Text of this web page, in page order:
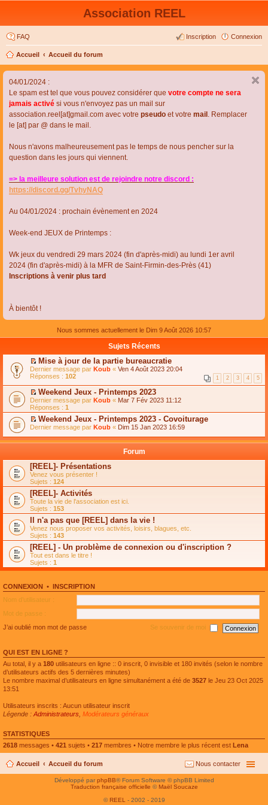
Association REEL
FAQ Connexion
Inscription
Accueil Accueil du forum
04/01/2024 :
Le spam est tel que vous pouvez considérer que votre compte ne sera
jamais activé si vous n'envoyez pas un mail sur
association.reel[at]gmail.com avec votre pseudo et votre mail . Remplacer
le [at] par @ dans le mail.
Nous n'avons malheureusement pas le temps de nous pencher sur la
question dans les jours qui viennent.
=> la meilleure solution est de rejoindre notre discord :
https://discord.gg/TvhyNAQ
Au 04/01/2024 : prochain évènement en 2024
Week-end JEUX de Printemps :
Wk jeux du vendredi 29 mars 2024 (fin d'après-midi) au lundi 1er avril
2024 (fin d'après-midi) à la MFR de Saint-Firmin-des-Près (41)
Inscriptions à venir plus tard
À bientôt !
Nous sommes actuellement le Dim 9 Août 2026 10:57
Sujets Récents
C
o
n
s
u
l
t
e
r
l
e
s
s
a
g
e
n
o
n
l
u
l
e
p
l
u
s
é
c
e
n
t
Mise à jour de la partie bureaucratie
Dernier message par Koub « Ven 4 Août 2023 20:04
Réponses : 102 1 2 3 4 5
C
o
n
s
u
t
l
e
m
e
s
s
a
g
e
n
o
n
l
u
l
e
l
u
s
é
e
Weekend Jeux - Printemps 2023
Dernier message par Koub « Mar 7 Fév 2023 11:12
Réponses : 1
C
n
l
t
e
r
l
e
m
e
s
s
a
g
e
n
o
n
u
l
e
l
s
e
n
t
Weekend Jeux - Printemps 2023 - Covoiturage
Dernier message par Koub « Dim 15 Jan 2023 16:59
Forum
[REEL]- Présentations
Venez vous présenter !
Sujets : 124
[REEL]- Activités
Toute la vie de l'association est ici.
Sujets : 153
Il n'a pas que [REEL] dans la vie !
Venez nous proposer vos activités, loisirs, blagues, etc.
Sujets : 143
[REEL] - Un problème de connexion ou d'inscription ?
Tout est dans le titre !
Sujets : 1
CONNEXION • INSCRIPTION
Nom d’utilisateur :
Mot de passe :
J’ai oublié mon mot de passe
Se souvenir de moi
QUI EST EN LIGNE ?
Au total, il y a 180 utilisateurs en ligne :: 0 inscrit, 0 invisible et 180 invités (selon le nombre
d’utilisateurs actifs des 5 dernières minutes)
Le nombre maximal d’utilisateurs en ligne simultanément a été de 3527 le Jeu 23 Oct 2025
13:51
Utilisateurs inscrits : Aucun utilisateur inscrit
Légende : Administrateurs Modérateurs généraux
STATISTIQUES
2618 messages • 421 sujets • 217 membres • Notre membre le plus récent est Lena
Accueil Accueil du forum Nous contacter
Développé parphpBB® Forum Software © phpBB Limited
Traduction française officielle © Maël Soucaze
© REEL - 2002 - 2019